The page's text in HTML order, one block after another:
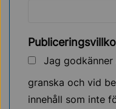
Jag
granska och vid
innehåll som inte